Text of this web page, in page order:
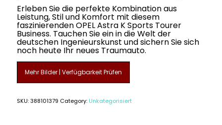
Erleben Sie die perfekte Kombination aus
Leistung, Stil und Komfort mit diesem
faszinierenden OPEL Astra K Sports Tourer
Business. Tauchen Sie ein in die Welt der
deutschen Ingenieurskunst und sichern Sie sich
noch heute Ihr neues Traumauto.
Mehr Bilder | Verfügbarkeit Prüfen
SKU:388101379 Category: Unkategorisiert